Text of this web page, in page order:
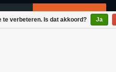
te verbeteren. Is dat akkoord? Ja